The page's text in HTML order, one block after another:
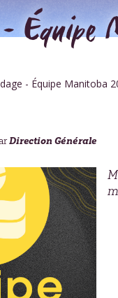
- Équipe Manitoba
Direction Générale